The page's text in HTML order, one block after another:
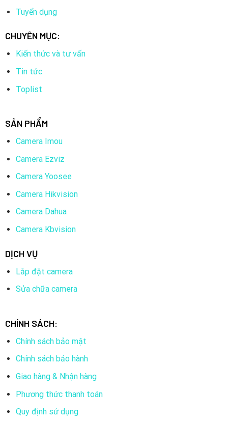
Tuyển dụng
CHUYÊN MỤC:
Kiến thức và tư vấn
Tin tức
Toplist
SẢN PHẨM
Camera Imou
Camera Ezviz
Camera Yoosee
Camera Hikvision
Camera Dahua
Camera Kbvision
DỊCH VỤ
Lắp đặt camera
Sửa chữa camera
CHÍNH SÁCH:
Chính sách bảo mật
Chính sách bảo hành
Giao hàng & Nhận hàng
Phương thức thanh toán
Quy định sử dụng